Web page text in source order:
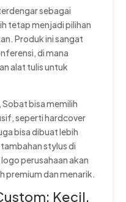
sebagai
tetap menjadi pilihan
Produk ini sangat
di mana
alat tulis untuk
bisa memilih
seperti hardcover
bisa dibuat lebih
stylus di
perusahaan akan
premium dan menarik.
Kecil,